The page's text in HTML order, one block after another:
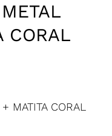
CORAL
MATITA CORAL